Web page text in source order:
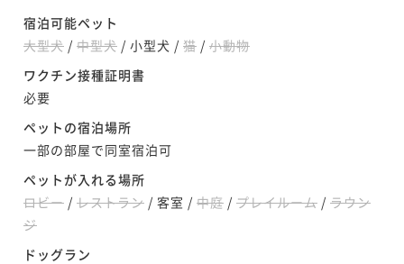
宿泊可能ペット
大型犬 / 中型犬 / 小型犬 / 猫 / 小動物
ワクチン接種証明書
必要
ペットの宿泊場所
一部の部屋で同室宿泊可
ペットが入れる場所
ロビー / レストラン / 客室 / 中庭 / プレイルーム / ラウン
ジ
ドッグラン